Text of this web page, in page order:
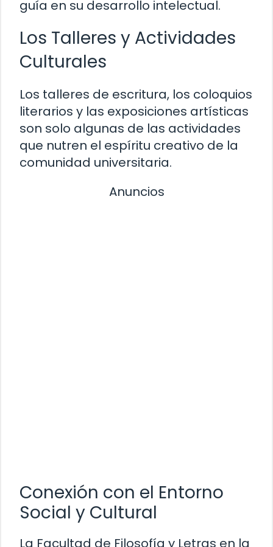
guía en su desarrollo intelectual.
Los Talleres y Actividades
Culturales
Los talleres de escritura, los coloquios
literarios y las exposiciones artísticas
son solo algunas de las actividades
que nutren el espíritu creativo de la
comunidad universitaria.
Anuncios
Conexión con el Entorno
Social y Cultural
La Facultad de Filosofía y Letras en la